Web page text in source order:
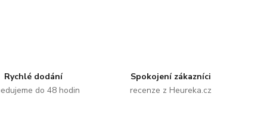
Rychlé dodání
do 48 hodin
Spokojení zákazníci
recenze z Heureka.cz